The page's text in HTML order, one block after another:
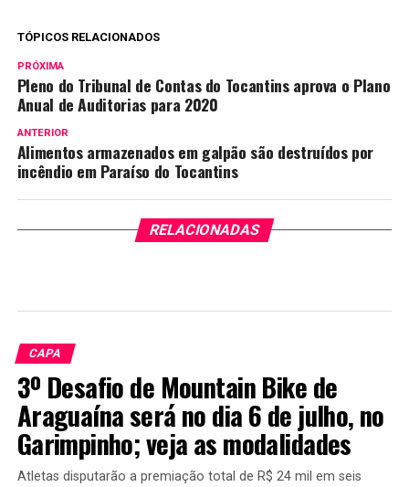
TÓPICOS RELACIONADOS
PRÓXIMA
Pleno do Tribunal de Contas do Tocantins aprova o Plano
Anual de Auditorias para 2020
ANTERIOR
Alimentos armazenados em galpão são destruídos por
incêndio em Paraíso do Tocantins
RELACIONADAS
CAPA
3º Desafio de Mountain Bike de
Araguaína será no dia 6 de julho, no
Garimpinho; veja as modalidades
Atletas disputarão a premiação total de R$ 24 mil em seis